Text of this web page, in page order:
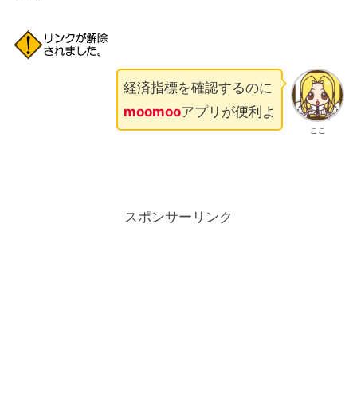
ここ
経済指標を確認するのに
moomooアプリが便利よ
スポンサーリンク